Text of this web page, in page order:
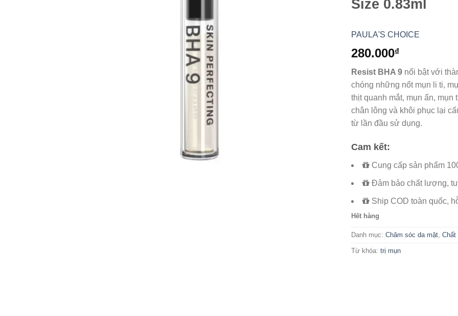
Size 0.83ml
PAULA'S CHOICE
280.000₫
Resist BHA 9 nổi bật với
chóng những nốt mụn li ti,
thịt quanh mắt, mụn ẩn,
chân lông và khôi phục lại
từ lần đầu sử dụng.
Cam kết:
Cung cấp sản phẩm
Đảm bảo chất lượng,
Ship COD toàn quốc,
Hết hàng
Danh mục: Chăm sóc da mặt Chất
Từ khóa: trị mụn